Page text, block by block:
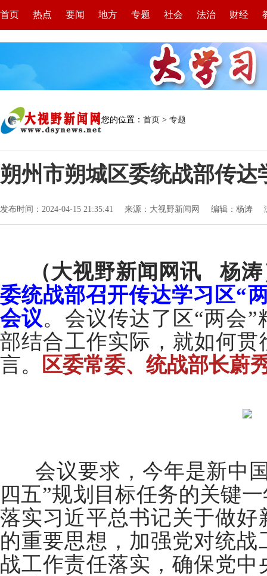
首页 热点 要闻 地方 专题 社会 法治 财经
您的位置： 首页 > 专题
朔州市朔城区委统战部传
发布时间：2024-04-15 21:35:41 来源：大视野新闻网 编辑：杨涛
（大视野新闻网讯 杨
委统战部召开传达学习区“
会议。会议传达了区“两会
部结合工作实际，就如何贯
言。
区委常委、统战部长蔚
会议要求，今年是新中国
四五”规划目标任务的关键
落实习近平总书记关于做
的重要思想，加强党对统
战工作责任落实，确保党